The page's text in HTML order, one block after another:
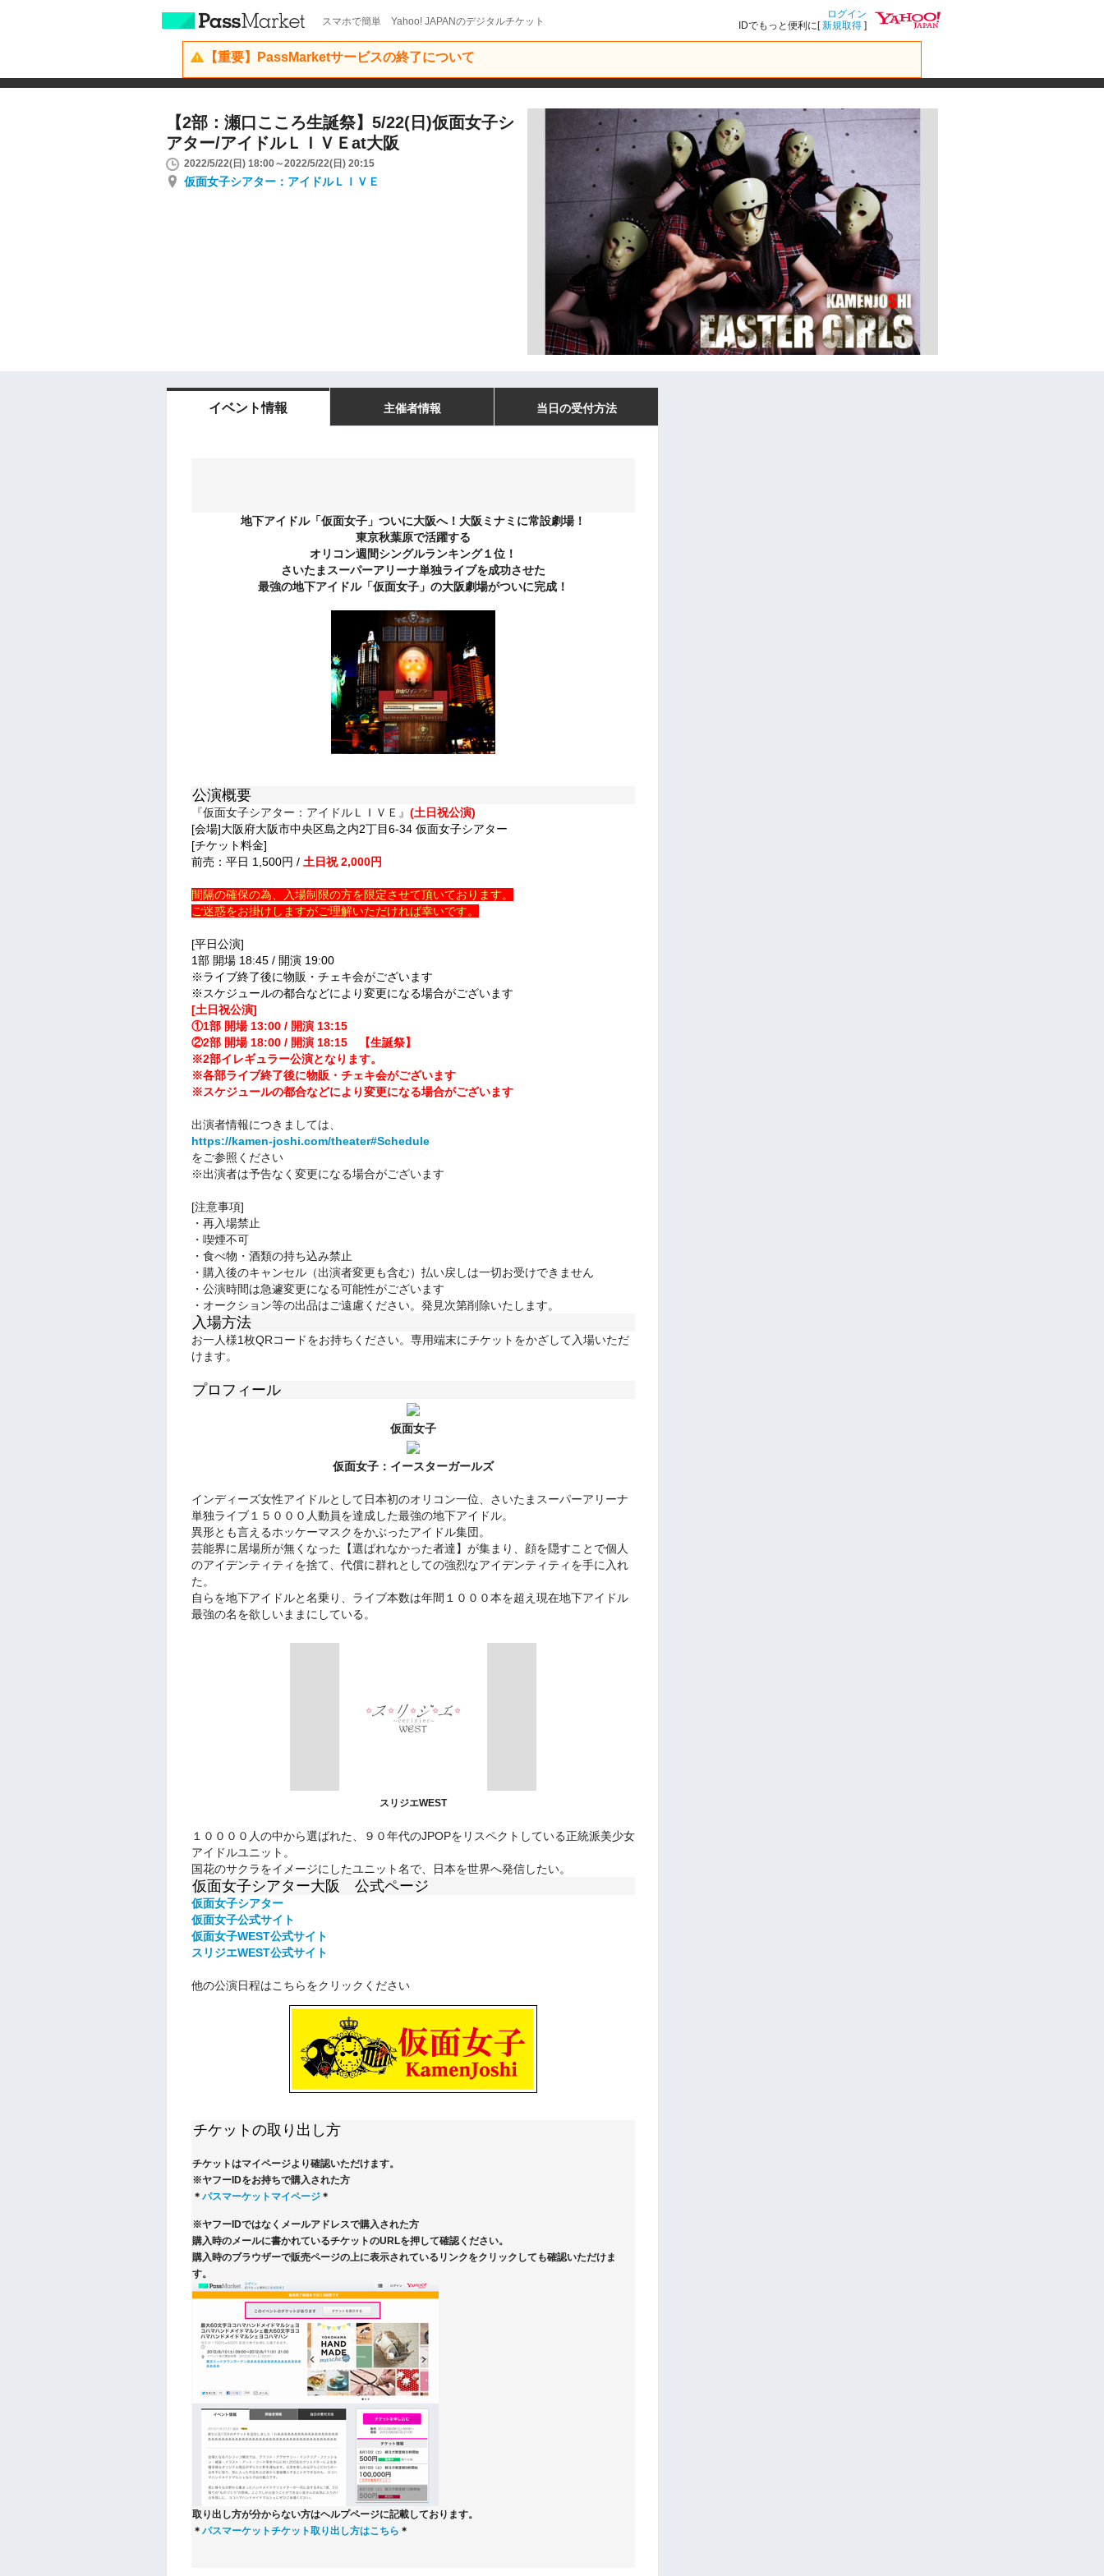
スマホで簡単 Yahoo! JAPANのデジタルチケット
ログイン
IDでもっと便利に[新規取得 ]
【重要】PassMarketサービスの終了について
【2部：瀬口こころ生誕祭】5/22(日)仮面女子シ
アター/アイドルＬＩＶＥat大阪
2022/5/22(日) 18:00～2022/5/22(日) 20:15
仮面女子シアター：アイドルＬＩＶＥ
イベント情報 主催者情報 当日の受付方法
地下アイドル「仮面女子」ついに大阪へ！大阪ミナミに常設劇場！
東京秋葉原で活躍する
オリコン週間シングルランキング１位！
さいたまスーパーアリーナ単独ライブを成功させた
最強の地下アイドル「仮面女子」の大阪劇場がついに完成！
公演概要
『仮面女子シアター：アイドルＬＩＶＥ』 (土日祝公演)
[会場]大阪府大阪市中央区島之内2丁目6-34 仮面女子シアター
[チケット料金]
前売：平日 1,500円 / 土日祝 2,000円
間隔の確保の為、入場制限の方を限定させて頂いております。
ご迷惑をお掛けしますがご理解いただければ幸いです。
[平日公演]
1部 開場 18:45 / 開演 19:00
※ライブ終了後に物販・チェキ会がございます
※スケジュールの都合などにより変更になる場合がございます
[土日祝公演]
①1部 開場 13:00 / 開演 13:15
②2部 開場 18:00 / 開演 18:15 【生誕祭】
※2部イレギュラー公演となります。
※各部ライブ終了後に物販・チェキ会がございます
※スケジュールの都合などにより変更になる場合がございます
出演者情報につきましては、
https://kamen-joshi.com/theater#Schedule
をご参照ください
※出演者は予告なく変更になる場合がございます
[注意事項]
・再入場禁止
・喫煙不可
・食べ物・酒類の持ち込み禁止
・購入後のキャンセル（出演者変更も含む）払い戻しは一切お受けできません
・公演時間は急遽変更になる可能性がございます
・オークション等の出品はご遠慮ください。発見次第削除いたします。
入場方法
お一人様1枚QRコードをお持ちください。専用端末にチケットをかざして入場いただ
けます。
プロフィール
仮面女子
仮面女子： イースターガールズ
インディーズ女性アイドルとして日本初のオリコン一位、さいたまスーパーアリーナ
単独ライブ１５０００人動員を達成した最強の地下アイドル。
異形とも言えるホッケーマスクをかぶったアイドル集団。
芸能界に居場所が無くなった【選ばれなかった者達】が集まり、顔を隠すことで個人
のアイデンティティを捨て、代償に群れとしての強烈なアイデンティティを手に入れ
た。
自らを地下アイドルと名乗り、ライブ本数は年間１０００本を超え現在地下アイドル
最強の名を欲しいままにしている。
スリジエWEST
１００００人の中から選ばれた、９０年代のJPOPをリスペクトしている正統派美少女
アイドルユニット。
国花のサクラをイメージにしたユニット名で、日本を世界へ発信したい。
仮面女子シアター大阪 公式ページ
仮面女子シアター
仮面女子公式サイト
仮面女子WEST公式サイト
スリジエWEST公式サイト
他の公演日程はこちらをクリックください
チケットの取り出し方
チケットはマイページより確認いただけます。
※ヤフーIDをお持ちで購入された方
＊ パスマーケットマイページ ＊
※ヤフーIDではなくメールアドレスで購入された方
購入時のメールに書かれているチケットのURLを押して確認ください。
購入時のブラウザーで販売ページの上に表示されているリンクをクリックしても確認いただけま
す。
取り出し方が分からない方はヘルプページに記載しております。
＊ パスマーケットチケット取り出し方はこちら ＊